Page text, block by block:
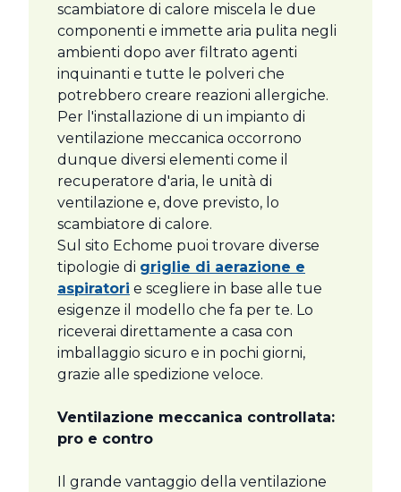
scambiatore di calore miscela le due
componenti e immette aria pulita negli
ambienti dopo aver filtrato agenti
inquinanti e tutte le polveri che
potrebbero creare reazioni allergiche.
Per l'installazione di un impianto di
ventilazione meccanica occorrono
dunque diversi elementi come il
recuperatore d'aria, le unità di
ventilazione e, dove previsto, lo
scambiatore di calore.
Sul sito Echome puoi trovare diverse
tipologie di griglie di aerazione e
aspiratori e scegliere in base alle tue
esigenze il modello che fa per te. Lo
riceverai direttamente a casa con
imballaggio sicuro e in pochi giorni,
grazie alle spedizione veloce.
Ventilazione meccanica controllata:
pro e contro
Il grande vantaggio della ventilazione